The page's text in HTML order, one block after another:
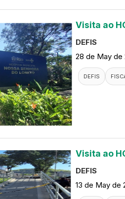
Visita ao
DEFIS
28 de May de
DEFIS
Visita ao
DEFIS
13 de May de